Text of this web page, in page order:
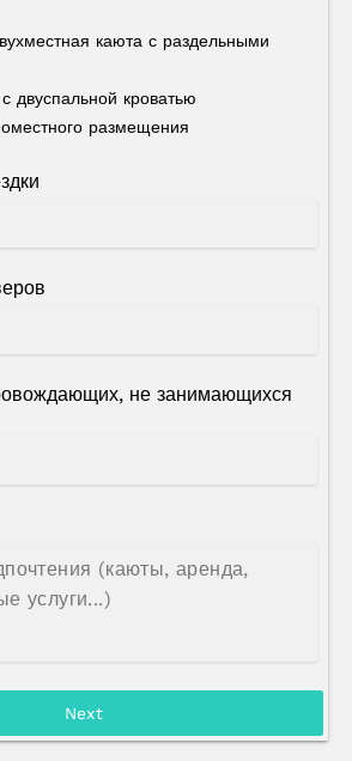
каюта с раздельными
двуспальной кроватью
размещения
не занимающихся
Next